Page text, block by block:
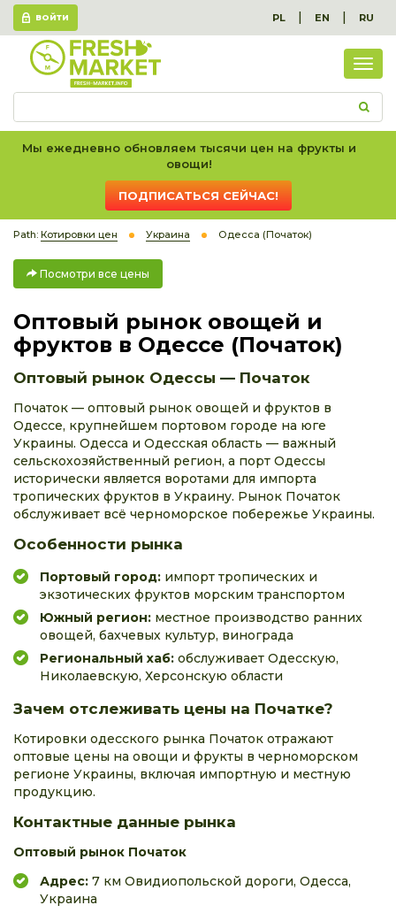
ВОЙТИ PL | EN | RU
все
Мы ежедневно обновляем тысячи цен на фрукты и
овощи!
ПОДПИСАТЬСЯ СЕЙЧАС!
Path: Котировки цен Украина Одесса (Початок)
Посмотри все цены
Оптовый рынок овощей и
фруктов в Одессе (Початок)
Оптовый рынок Одессы — Початок
Початок — оптовый рынок овощей и фруктов в
Одессе, крупнейшем портовом городе на юге
Украины. Одесса и Одесская область — важный
сельскохозяйственный регион, а порт Одессы
исторически является воротами для импорта
тропических фруктов в Украину. Рынок Початок
обслуживает всё черноморское побережье Украины.
Особенности рынка
Портовый город: импорт тропических и
экзотических фруктов морским транспортом
Южный регион: местное производство ранних
овощей, бахчевых культур, винограда
Региональный хаб: обслуживает Одесскую,
Николаевскую, Херсонскую области
Зачем отслеживать цены на Початке?
Котировки одесского рынка Початок отражают
оптовые цены на овощи и фрукты в черноморском
регионе Украины, включая импортную и местную
продукцию.
Контактные данные рынка
Оптовый рынок Початок
Адрес: 7 км Овидиопольской дороги, Одесса,
Украина